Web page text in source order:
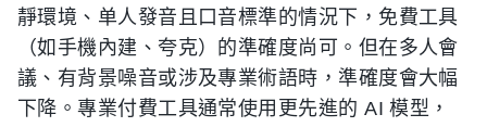
靜環境、单人發音且口音標準的情況下，免費工具
（如手機內建、夸克）的準確度尚可。但在多人會
議、有背景噪音或涉及專業術語時，準確度會大幅
下降。專業付費工具通常使用更先進的 AI 模型，